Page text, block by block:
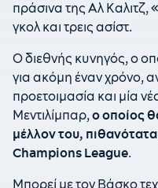
πράσινα της Αλ Καλιτζ,
γκολ και τρεις ασίστ.
Ο διεθνής κυνηγός, ο
για ακόμη έναν χρόνο,
προετοιμασία και μία
Μεντιλίμπαρ, ο οποίος
μέλλον του,
Champions League.
Μπορεί με τον Βάσκο